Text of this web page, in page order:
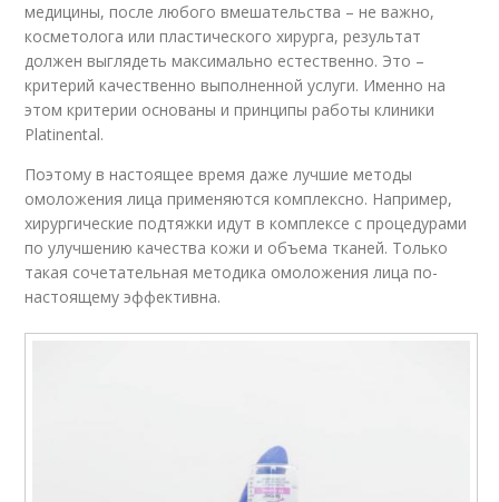
медицины, после любого вмешательства – не важно,
косметолога или пластического хирурга, результат
должен выглядеть максимально естественно. Это –
критерий качественно выполненной услуги. Именно на
этом критерии основаны и принципы работы клиники
Platinental.
Поэтому в настоящее время даже лучшие методы
омоложения лица применяются комплексно. Например,
хирургические подтяжки идут в комплексе с процедурами
по улучшению качества кожи и объема тканей. Только
такая сочетательная методика омоложения лица по-
настоящему эффективна.